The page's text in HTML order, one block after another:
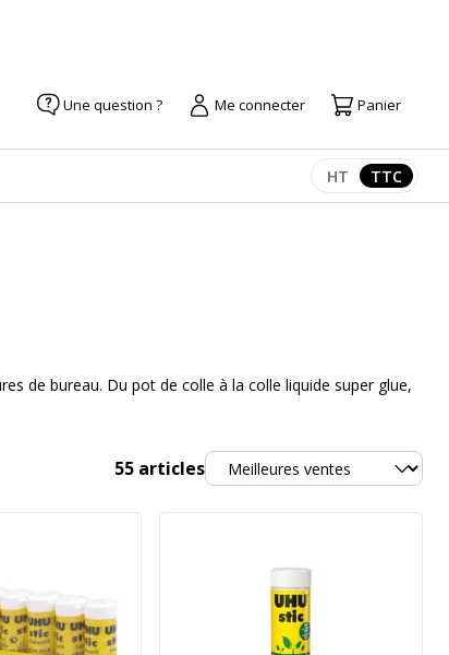
Une question ? Me connecter Panier
Afficher les
HT TTC
de bureau. Du pot de colle à la colle liquide super glue,
55 articlesTrier